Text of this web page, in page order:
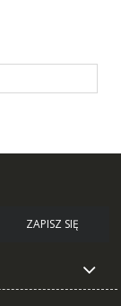
ZAPISZ SIĘ